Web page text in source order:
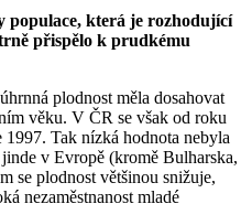
populace, která je rozhodující
přispělo k prudkému
plodnost měla dosahovat
věku. V ČR se však od roku
Tak nízká hodnota nebyla
v Evropě (kromě Bulharska,
se plodnost většinou snižuje,
nezaměstnanost mladé